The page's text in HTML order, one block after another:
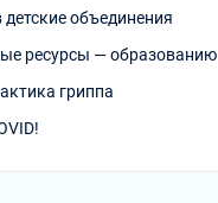
объединения
ресурсы — образованию
гриппа